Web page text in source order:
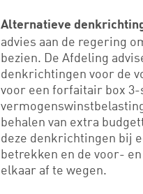
Alternatieve
advies aan de regering
bezien. De Afdeling
denkrichtingen voor de
voor een forfaitair box
behalen van extra
deze denkrichtingen bij
betrekken en de voor-
elkaar af te wegen.